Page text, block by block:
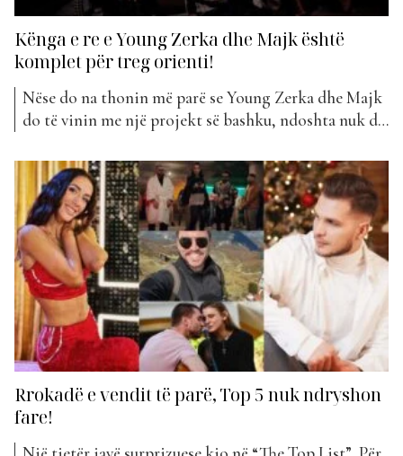
Kënga e re e Young Zerka dhe Majk është
komplet për treg orienti!
Nëse do na thonin më parë se Young Zerka dhe Majk
do të vinin me një projekt së bashku, ndoshta nuk do
Nuk kishte si të ndodhte më mirë sesa kombinimi
perfekt i zërave të dy artistëve më...
Rrokadë e vendit të parë, Top 5 nuk ndryshon
fare!